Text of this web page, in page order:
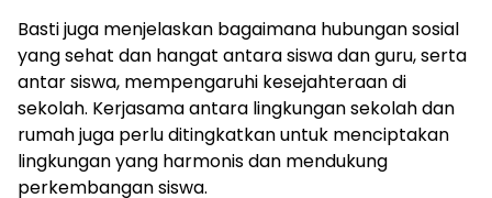
Basti juga menjelaskan bagaimana hubungan sosial
yang sehat dan hangat antara siswa dan guru, serta
antar siswa, mempengaruhi kesejahteraan di
sekolah. Kerjasama antara lingkungan sekolah dan
rumah juga perlu ditingkatkan untuk menciptakan
lingkungan yang harmonis dan mendukung
perkembangan siswa.